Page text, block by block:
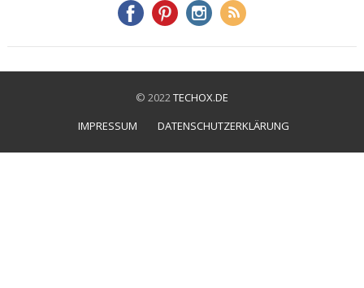
© 2022TECHOX.DE
IMPRESSUM
DATENSCHUTZERKLÄRUNG